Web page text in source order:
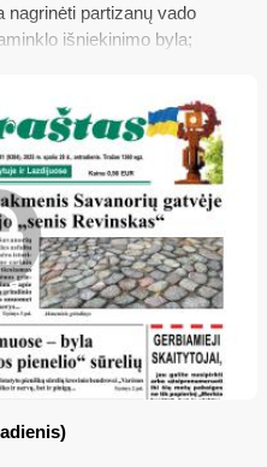
nagrinėti partizanų vado
išniekinimo byla;
atėmimo...